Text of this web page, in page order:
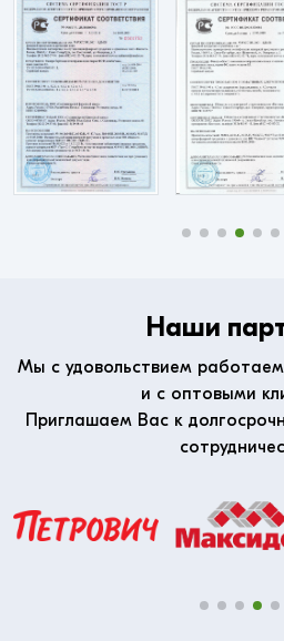
Наши
Мы с удовольствием
и с оптовыми
Приглашаем Вас к